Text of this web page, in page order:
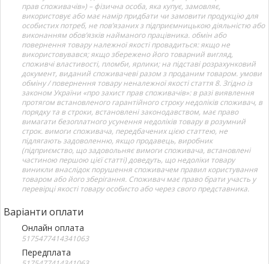
прав споживачів») – фізична особа, яка купує, замовляє,
використовує або має намір придбати чи замовити продукцію для
особистих потреб, не пов’язаних з підприємницькою діяльністю або
виконанням обов’язків найманого працівника. обмін або
повернення товару належної якості провадиться: якщо не
використовувався; якщо збережено його товарний вигляд,
споживчі властивості, пломби, ярлики; на підставі розрахунковий
документ, виданий споживачеві разом з проданим товаром. умови
обміну / повернення товару неналежної якості стаття 8. Згідно із
законом України «про захист прав споживачів»: в разі виявлення
протягом встановленого гарантійного строку недоліків споживач, в
порядку та в строки, встановлені законодавством, має право
вимагати безоплатного усунення недоліків товару в розумний
строк. вимоги споживача, передбачених цією статтею, не
підлягають задоволенню, якщо продавець, виробник
(підприємство, що задовольняє вимоги споживача, встановлені
частиною першою цієї статті) доведуть, що недоліки товару
виникли внаслідок порушення споживачем правил користування
товаром або його зберігання. Споживач має право брати участь у
перевірці якості товару особисто або через свого представника.
Варіанти оплати
Онлайн оплата
5175477414341063
Передплата